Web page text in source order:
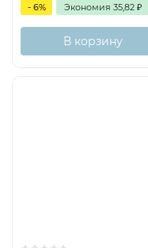
- 6% Экономия 35,82 ₽
В корзину